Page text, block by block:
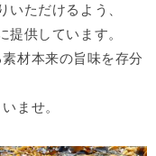
ただけるよう、
供しています。
材本来の旨味を存分
ませ。